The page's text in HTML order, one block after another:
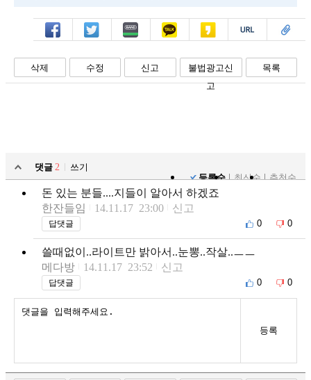
페북 트윗 밴드 카톡 카스 복사 스크랩
삭제 수정 신고
불법광고신
고
목록
댓글 2
쓰기
등록순
최신순 추천순
돈 있는 분들....지들이 알아서 하겠죠
한잔들임
14.11.17 23:00 신고
답댓글 0 0
쓸때없이..라이트만 밝아서..눈뽕..작살..ㅡㅡ
메다방
14.11.17 23:52 신고
답댓글 0 0
등록